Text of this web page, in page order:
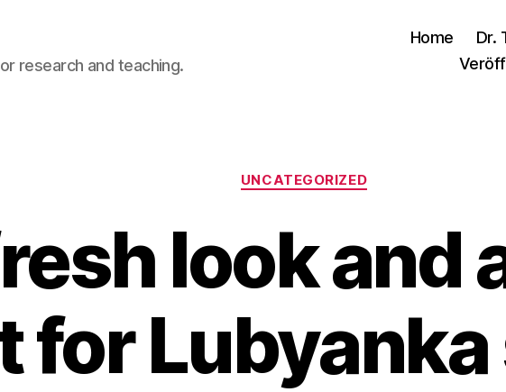
research and teaching.
Home Dr.
Kategorien
UNCATEGORIZED
look and
for